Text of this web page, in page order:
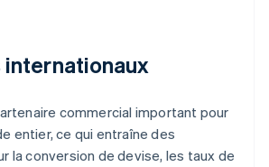
internationaux
commercial important pour
entier, ce qui entraîne des
la conversion de devise, les taux de